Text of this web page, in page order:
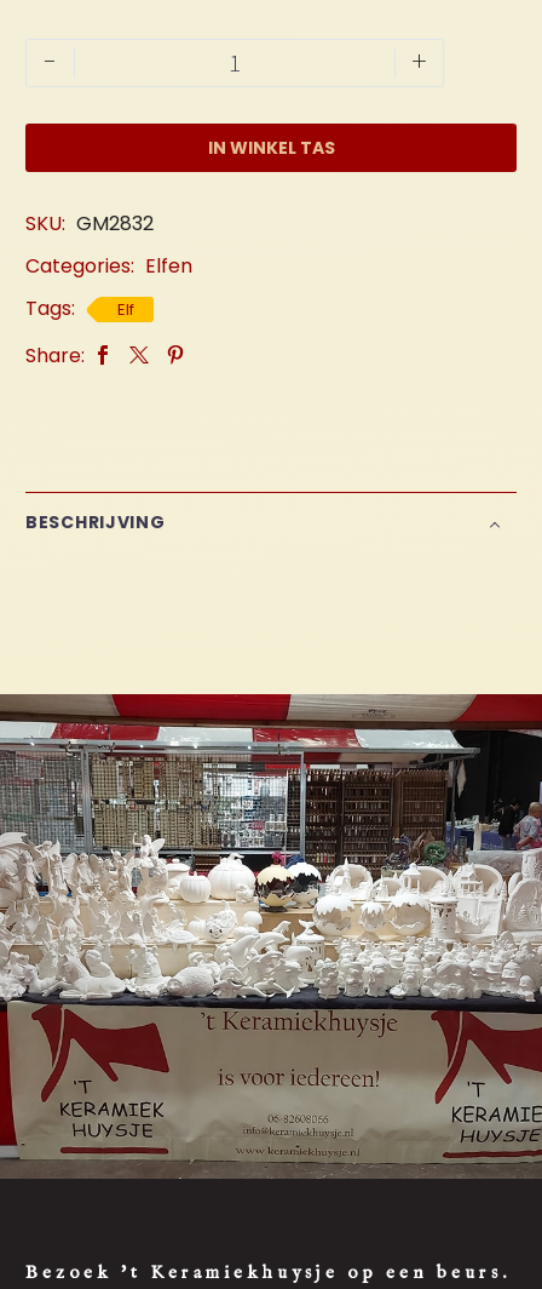
-
Herfst
+
IN WINKEL TAS
SKU: GM2832
Categories: Elfen
Tags:
Elf
Share:
BESCHRIJVING
Bezoek 't Keramiekhuysje op een beurs.